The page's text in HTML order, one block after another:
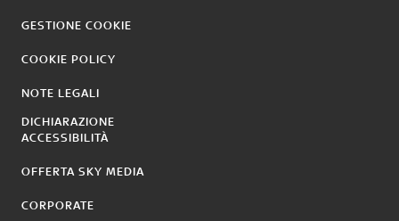
GESTIONE COOKIE
COOKIE POLICY
NOTE LEGALI
DICHIARAZIONE
ACCESSIBILITÀ
OFFERTA SKY MEDIA
CORPORATE